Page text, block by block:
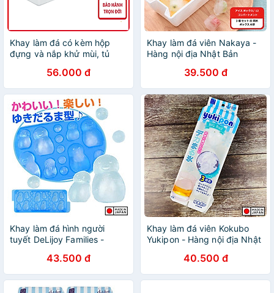
Khay làm đá có kèm hộp
đựng và nắp khử mùi, tủ
56.000 đ
Khay làm đá viên Nakaya -
Hàng nội địa Nhật Bản
39.500 đ
Khay làm đá hình người
tuyết DeLijoy Families -
43.500 đ
Khay làm đá viên Kokubo
Yukipon - Hàng nội địa Nhật
40.500 đ